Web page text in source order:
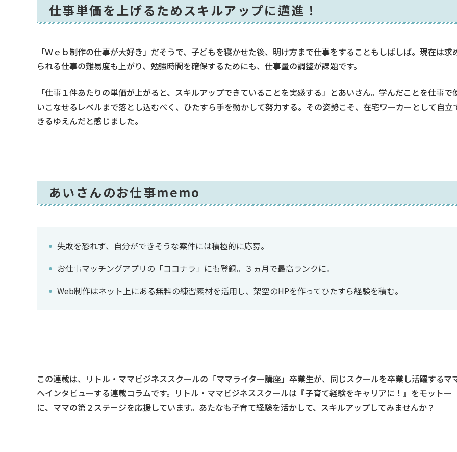
仕事単価を上げるためスキルアップに邁進！
「Ｗｅｂ制作の仕事が大好き」だそうで、子どもを寝かせた後、明け方まで仕事をすることもしばしば。現在は求
られる仕事の難易度も上がり、勉強時間を確保するためにも、仕事量の調整が課題です。
「仕事１件あたりの単価が上がると、スキルアップできていることを実感する」とあいさん。学んだことを仕事で
いこなせるレベルまで落とし込むべく、ひたすら手を動かして努力する。その姿勢こそ、在宅ワーカーとして自立
きるゆえんだと感じました。
あいさんのお仕事memo
失敗を恐れず、自分ができそうな案件には積極的に応募。
お仕事マッチングアプリの「ココナラ」にも登録。３ヵ月で最高ランクに。
Web制作はネット上にある無料の練習素材を活用し、架空のHPを作ってひたすら経験を積む。
この連載は、リトル・ママビジネススクールの「ママライター講座」卒業生が、同じスクールを卒業し活躍するマ
へインタビューする連載コラムです。リトル・ママビジネススクールは『子育て経験をキャリアに！』をモットー
に、ママの第２ステージを応援しています。あたなも子育て経験を活かして、スキルアップしてみませんか？